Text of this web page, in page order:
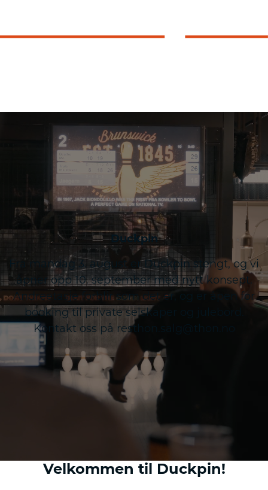
Duckpin
Fra mandag 3. august er Duckpin stengt, og vi
åpner opp 10. september med nytt konsept.
Andreetasje forblir som det er, og er åpen for
booking til private selskaper og julebord.
Kontakt oss på resthon.salg@thon.no
Velkommen til Duckpin!